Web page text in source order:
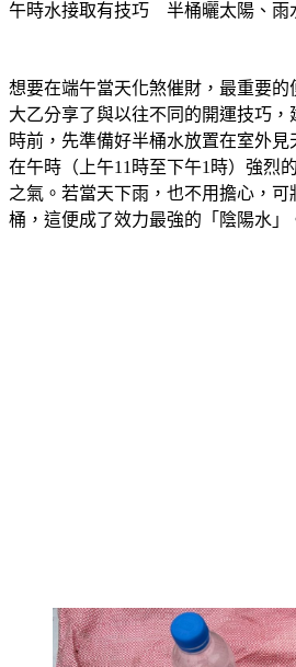
午時水接取有技巧　半桶曬太陽、雨
想要在端午當天化煞催財，最重要
大乙分享了與以往不同的開運技巧，
時前，先準備好半桶水放置在室外
在午時（上午11時至下午1時）強烈
之氣。若當天下雨，也不用擔心，
桶，這便成了效力最強的「陰陽水」